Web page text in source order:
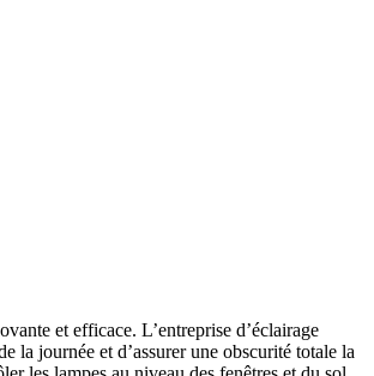
et efficace. L’entreprise d’éclairage
la journée et d’assurer une obscurité totale la